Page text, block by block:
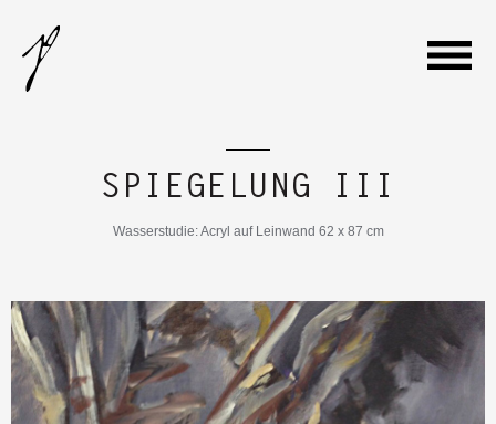
WILLKOMMEN
GALERIE
AUSSTELLUNGEN
KONTAKT
SPIEGELUNG III
Wasserstudie: Acryl auf Leinwand 62 x 87 cm